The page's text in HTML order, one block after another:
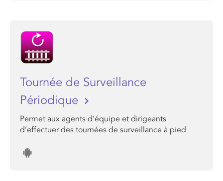
Tournée de Surveillance
Périodique
Permet aux agents d’équipe et dirigeants
d’effectuer des tournées de surveillance à pied